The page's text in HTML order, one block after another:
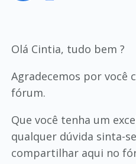
Olá Cintia, tudo bem ?
Agradecemos por você
fórum.
Que você tenha um
qualquer dúvida sinta-
compartilhar aqui no